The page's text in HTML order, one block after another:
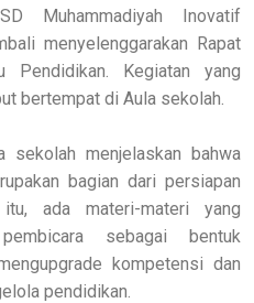
Muhammadiyah Inovatif
menyelenggarakan Rapat
Pendidikan. Kegiatan yang
bertempat di Aula sekolah.
sekolah menjelaskan bahwa
bagian dari persiapan
ada materi-materi yang
sebagai bentuk
kompetensi dan
pendidikan.